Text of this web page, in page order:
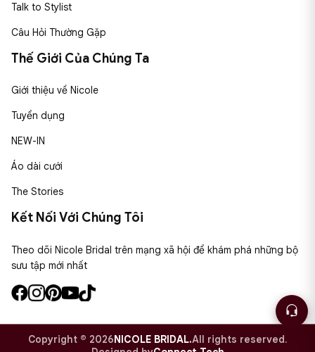
Talk to Stylist
Câu Hỏi Thường Gặp
Thế Giới Của Chúng Ta
Giới thiệu về Nicole
Tuyển dụng
NEW-IN
Áo dài cưới
The Stories
Kết Nối Với Chúng Tôi
Theo dõi Nicole Bridal trên mạng xã hội để khám phá những bộ
sưu tập mới nhất
Copyright © 2026NICOLE BRIDAL.All rights reserved.